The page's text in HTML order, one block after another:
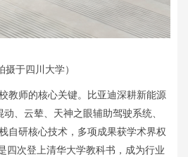
摄于四川大学）
教师的核心关键。比亚迪深耕新能源
、云辇、天神之眼辅助驾驶系统、
自研核心技术，多项成果获学术界权
四次登上清华大学教科书，成为行业